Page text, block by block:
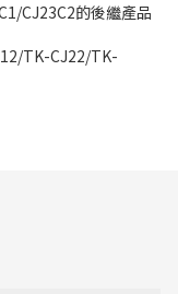
CJ23C2的後繼產品
TK-CJ22/TK-